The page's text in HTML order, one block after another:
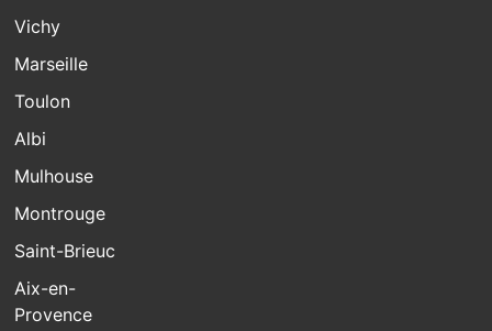
Vichy
Marseille
Toulon
Albi
Mulhouse
Montrouge
Saint-Brieuc
Aix-en-
Provence